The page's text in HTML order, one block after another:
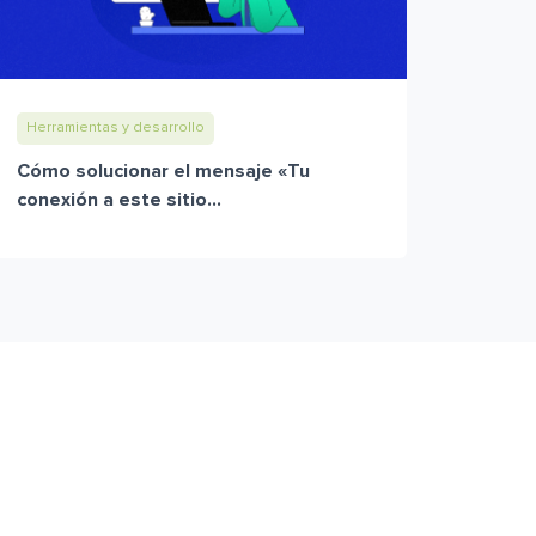
Herramientas y desarrollo
Cómo solucionar el mensaje «Tu
conexión a este sitio...